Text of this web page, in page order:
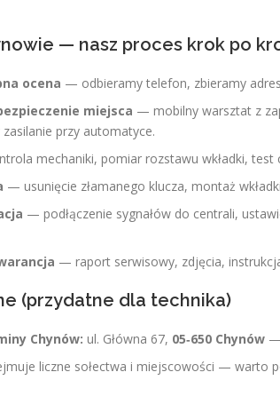
— nasz proces krok po
ocena — odbieramy telefon, zbieramy
miejsca — mobilny warsztat z
zasilanie przy automatyce.
mechaniki, pomiar rozstawu wkładki, test
— usunięcie złamanego klucza, montaż
— podłączenie sygnałów do centrali,
— raport serwisowy, zdjęcia,
(przydatne dla technika)
Chynów: ul. Główna 67, 05‑650 Chynów —
liczne sołectwa i miejscowości — warto